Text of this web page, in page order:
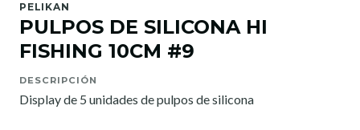
PELIKAN
PULPOS DE SILICONA HI
FISHING 10CM #9
DESCRIPCIÓN
Display de 5 unidades de pulpos de silicona